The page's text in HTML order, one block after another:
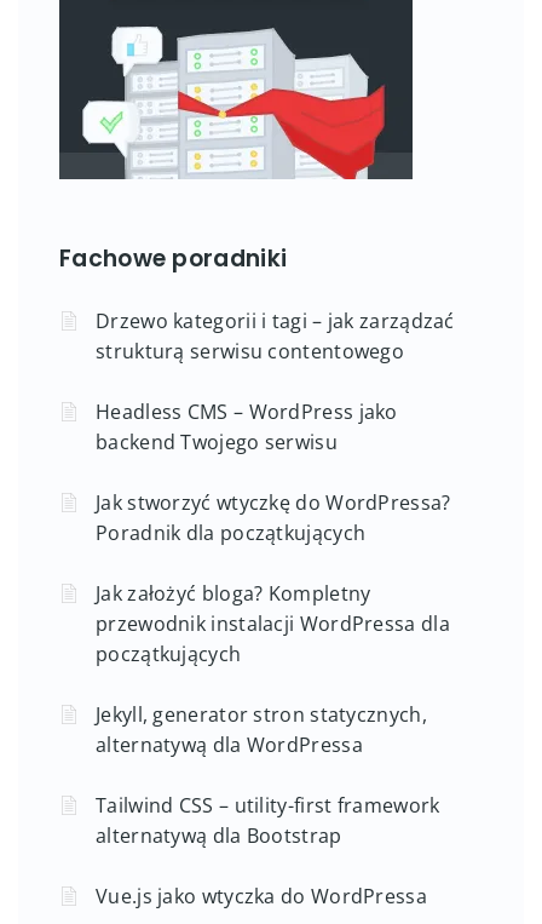
Fachowe poradniki
Drzewo kategorii i tagi – jak zarządzać
strukturą serwisu contentowego
Headless CMS – WordPress jako
backend Twojego serwisu
Jak stworzyć wtyczkę do WordPressa?
Poradnik dla początkujących
Jak założyć bloga? Kompletny
przewodnik instalacji WordPressa dla
początkujących
Jekyll, generator stron statycznych,
alternatywą dla WordPressa
Tailwind CSS – utility-first framework
alternatywą dla Bootstrap
Vue.js jako wtyczka do WordPressa